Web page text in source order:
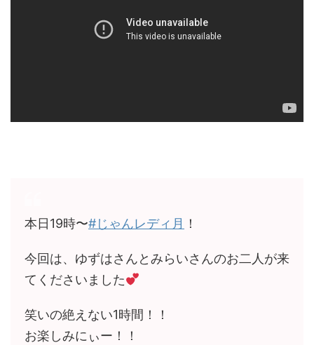
本日19時〜#じゃんレディ月 ！
今回は、ゆずはさんとみらいさんのお二人が来
てくださいました
笑いの絶えない1時間！！
お楽しみにぃー！！